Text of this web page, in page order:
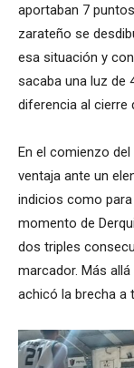
aportaban 7
zarateño se
esa situación y
sacaba una luz de
diferencia al cierre
En el comienzo
ventaja ante un
indicios como
momento de
dos triples
marcador. Más
achicó la brecha a